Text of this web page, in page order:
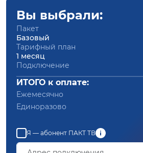
Вы выбрали:
Пакет
Базовый
Тарифный план
1 месяц
Подключение
ИТОГО к оплате:
Ежемесячно
Единоразово
Я — абонент ПАКТ ТВ